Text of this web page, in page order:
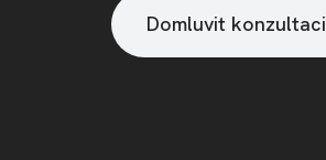
Domluvit konzultaci